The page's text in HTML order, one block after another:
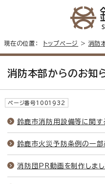
現在の位置： トップページ > 消防
消防本部からのお知
ページ番号1001932
鈴鹿市消防用設備等に関す
鈴鹿市火災予防条例の一部
消防団PR動画を制作しまし